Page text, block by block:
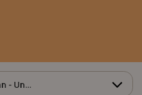
Saguenay - Lac-Saint-Jean - Ungava